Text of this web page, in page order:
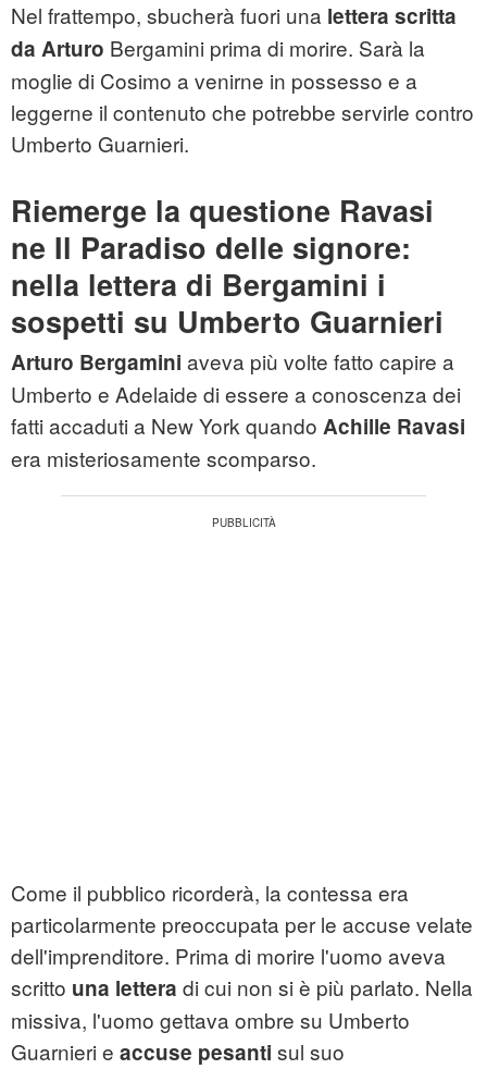
Nel frattempo, sbucherà fuori una lettera scritta
da Arturo Bergamini prima di morire. Sarà la
moglie di Cosimo a venirne in possesso e a
leggerne il contenuto che potrebbe servirle contro
Umberto Guarnieri.
Riemerge la questione Ravasi
ne Il Paradiso delle signore:
nella lettera di Bergamini i
sospetti su Umberto Guarnieri
Arturo Bergamini aveva più volte fatto capire a
Umberto e Adelaide di essere a conoscenza dei
fatti accaduti a New York quando Achille Ravasi
era misteriosamente scomparso.
Come il pubblico ricorderà, la contessa era
particolarmente preoccupata per le accuse velate
dell'imprenditore. Prima di morire l'uomo aveva
scritto una lettera di cui non si è più parlato. Nella
missiva, l'uomo gettava ombre su Umberto
Guarnieri e accuse pesanti sul suo